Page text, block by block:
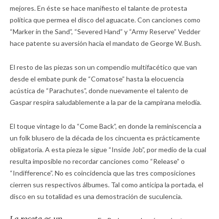
mejores. En éste se hace manifiesto el talante de protesta
política que permea el disco del aguacate. Con canciones como
“Marker in the Sand”, “Severed Hand” y “Army Reserve” Vedder
hace patente su aversión hacia el mandato de George W. Bush.
El resto de las piezas son un compendio multifacético que van
desde el embate punk de “Comatose” hasta la elocuencia
acústica de “Parachutes”, donde nuevamente el talento de
Gaspar respira saludablemente a la par de la campirana melodía.
El toque vintage lo da “Come Back”, en donde la reminiscencia a
un folk blusero de la década de los cincuenta es prácticamente
obligatoria. A esta pieza le sigue “Inside Job”, por medio de la cual
resulta imposible no recordar canciones como “Release” o
“Indifference”. No es coincidencia que las tres composiciones
cierren sus respectivos álbumes. Tal como anticipa la portada, el
disco en su totalidad es una demostración de suculencia.